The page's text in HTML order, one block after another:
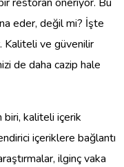
eder, değil mi? İşte
Kaliteli ve güvenilir
de daha cazip hale
biri, kaliteli içerik
içeriklere bağlantı
ilginç vaka